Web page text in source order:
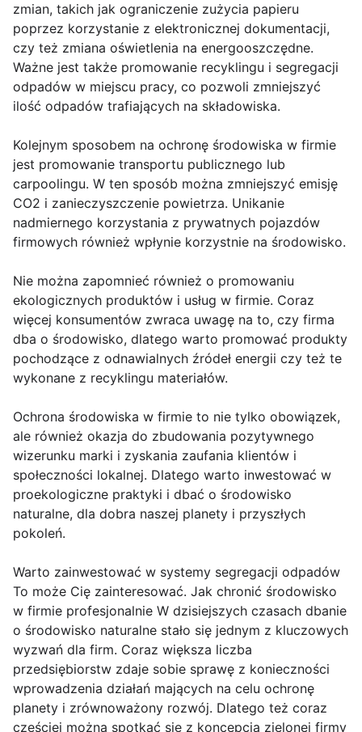
zmian, takich jak ograniczenie zużycia papieru
poprzez korzystanie z elektronicznej dokumentacji,
czy też zmiana oświetlenia na energooszczędne.
Ważne jest także promowanie recyklingu i segregacji
odpadów w miejscu pracy, co pozwoli zmniejszyć
ilość odpadów trafiających na składowiska.
Kolejnym sposobem na ochronę środowiska w firmie
jest promowanie transportu publicznego lub
carpoolingu. W ten sposób można zmniejszyć emisję
CO2 i zanieczyszczenie powietrza. Unikanie
nadmiernego korzystania z prywatnych pojazdów
firmowych również wpłynie korzystnie na środowisko.
Nie można zapomnieć również o promowaniu
ekologicznych produktów i usług w firmie. Coraz
więcej konsumentów zwraca uwagę na to, czy firma
dba o środowisko, dlatego warto promować produkty
pochodzące z odnawialnych źródeł energii czy też te
wykonane z recyklingu materiałów.
Ochrona środowiska w firmie to nie tylko obowiązek,
ale również okazja do zbudowania pozytywnego
wizerunku marki i zyskania zaufania klientów i
społeczności lokalnej. Dlatego warto inwestować w
proekologiczne praktyki i dbać o środowisko
naturalne, dla dobra naszej planety i przyszłych
pokoleń.
Warto zainwestować w systemy segregacji odpadów
To może Cię zainteresować. Jak chronić środowisko
w firmie profesjonalnie W dzisiejszych czasach dbanie
o środowisko naturalne stało się jednym z kluczowych
wyzwań dla firm. Coraz większa liczba
przedsiębiorstw zdaje sobie sprawę z konieczności
wprowadzenia działań mających na celu ochronę
planety i zrównoważony rozwój. Dlatego też coraz
częściej można spotkać się z koncepcją zielonej firmy